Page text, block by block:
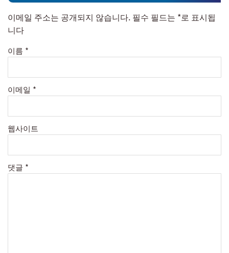
이메일 주소는 공개되지 않습니다. 필수 필드는 *로 표시됩
니다
이름 *
이메일 *
웹사이트
댓글 *